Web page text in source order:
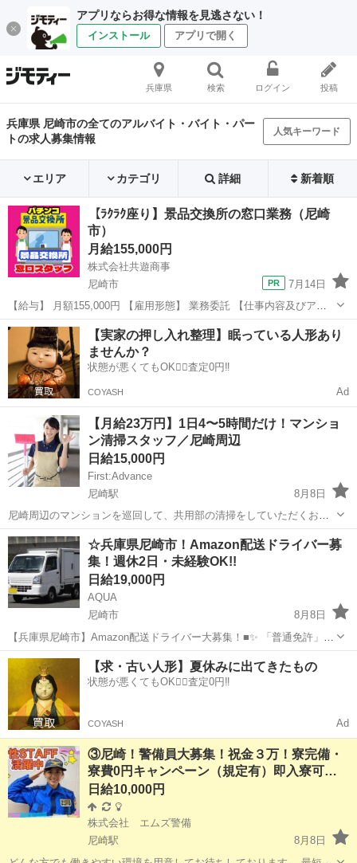
アプリならお得な情報を見逃さない！
インストール アプリで開く
兵庫県 検索 ログイン 投稿
兵庫県 尼崎市の全てのアルバイト・バイト・パー
トの求人募集情報
人気キーワード
エリア カテゴリ 詳細 新着順
【ﾗｸﾗｸ座り】景品交換所の窓口業務（尼崎
市）
月給155,000円
株式会社共遊商事
尼崎市
7月14日
【給与】 月額155,000円 【雇用形態】 業務委託 【仕事内容及びアピ
ールポイント】 遊技場施設（パチンコ店）近隣にある景品買取所での
お仕事です。 お客様がお持ちになった景品を買取る業務です。 簡単...
兵庫 尼崎市 その他 景品交換所
【実家の押し入れ整理】眠っている人形あり
ませんか？
状態が悪くてもOK🙆‍♀️査定0円‼️
COYASH Ad
【月給23万円】1日4〜5時間だけ！マンショ
ン清掃スタッフ／尼崎周辺
日給15,000円
First:Advance
尼崎駅
8月8日
尼崎周辺のマンションを巡回して、共用部の清掃をしていただくお仕
事です！ ★1日4〜5時間程度 ★月給230,000円 ★週5日勤務 ★作業が
終わればそのまま帰宅OK ★未経験OK ★基本一人での作業 短時間で
しっかり働き...
兵庫 尼崎市 尼崎駅 清掃
☆兵庫県尼崎市！Amazon配送ドライバー募
集！週休2日・未経験OK!!
日給19,000円
AQUA
尼崎市
8月8日
【兵庫県尼崎市】Amazon配送ドライバー大募集！■✨ 「普通免許」が
あればOK！未経験・学歴・職歴一切不問です■ 「軽量な荷物」が中心
で、体力に自信がない方でも安心♪ 「充実した研修制度」と「横乗り
指導」で、しっ...
兵庫 尼崎市 ドライバー Amazon
【求・古い人形】夏休みに出てきたもの
状態が悪くてもOK🙆‍♀️査定0円‼️
COYASH Ad
③尼崎！警備員大募集！祝金３万！寮完備・
寮費0円キャンペーン（規定有）即入寮可…
日給10,000円
株式会社 エムズ警備
尼崎駅
8月8日